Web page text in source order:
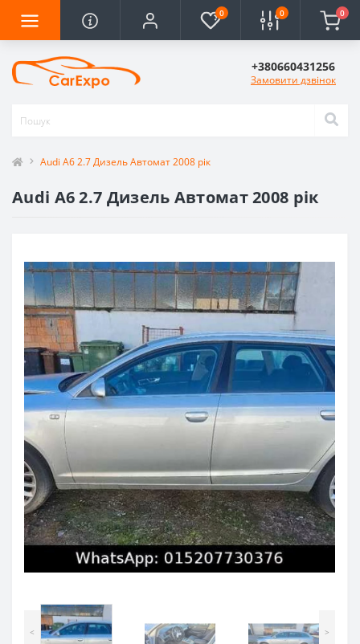
0 0 0
+380660431256
Замовити дзвінок
Audi A6 2.7 Дизель Автомат 2008 рік
Audi A6 2.7 Дизель Автомат 2008 рік
< >